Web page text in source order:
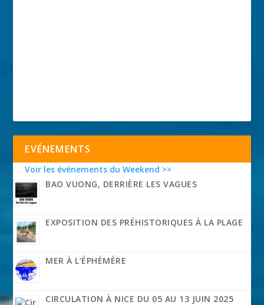
EVÉNEMENTS
Voir les événements du Weekend >>
BAO VUONG, DERRIÈRE LES VAGUES
EXPOSITION DES PRÉHISTORIQUES À LA PLAGE
MER À L’ÉPHÉMÈRE
CIRCULATION À NICE DU 05 AU 13 JUIN 2025